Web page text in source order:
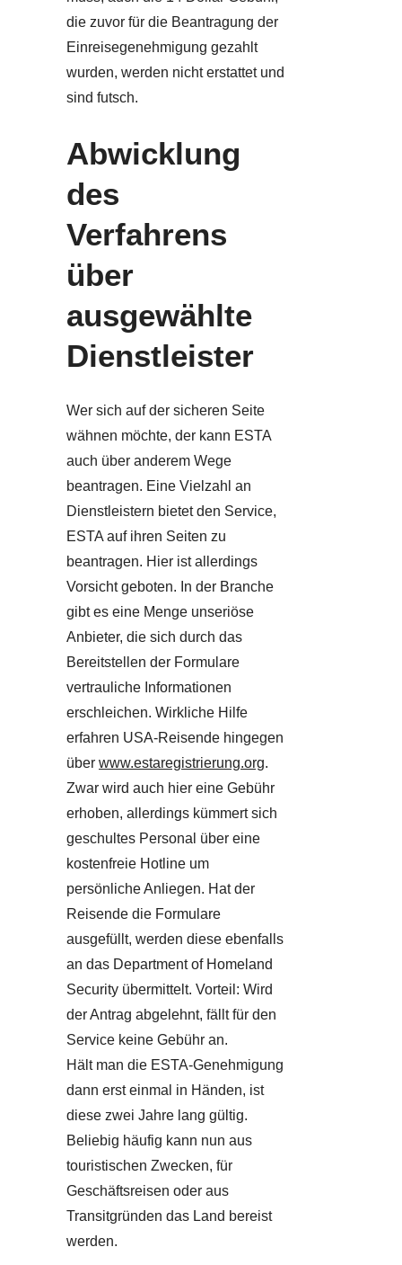
die zuvor für die Beantragung der
Einreisegenehmigung gezahlt
wurden, werden nicht erstattet und
sind futsch.
Abwicklung
des
Verfahrens
über
ausgewählte
Dienstleister
Wer sich auf der sicheren Seite
wähnen möchte, der kann ESTA
auch über anderem Wege
beantragen. Eine Vielzahl an
Dienstleistern bietet den Service,
ESTA auf ihren Seiten zu
beantragen. Hier ist allerdings
Vorsicht geboten. In der Branche
gibt es eine Menge unseriöse
Anbieter, die sich durch das
Bereitstellen der Formulare
vertrauliche Informationen
erschleichen. Wirkliche Hilfe
erfahren USA-Reisende hingegen
über www.estaregistrierung.org.
Zwar wird auch hier eine Gebühr
erhoben, allerdings kümmert sich
geschultes Personal über eine
kostenfreie Hotline um
persönliche Anliegen. Hat der
Reisende die Formulare
ausgefüllt, werden diese ebenfalls
an das Department of Homeland
Security übermittelt. Vorteil: Wird
der Antrag abgelehnt, fällt für den
Service keine Gebühr an.
Hält man die ESTA-Genehmigung
dann erst einmal in Händen, ist
diese zwei Jahre lang gültig.
Beliebig häufig kann nun aus
touristischen Zwecken, für
Geschäftsreisen oder aus
Transitgründen das Land bereist
werden.